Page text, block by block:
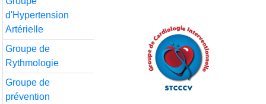
d'Hypertension
Artérielle
Groupe de
Rythmologie
Groupe de
prévention